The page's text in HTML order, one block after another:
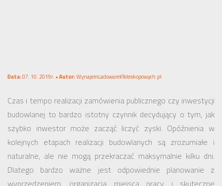
Data:07. 10. 2019r. •Autor:WynajemLadowarekTeleskopowych.pl
Czas i tempo realizacji zamówienia publicznego czy inwestycji
budowlanej to bardzo istotny czynnik decydujący o tym, jak
szybko inwestor może zacząć liczyć zyski. Opóźnienia w
kolejnych etapach realizacji budowlanych są zrozumiałe i
naturalne, ale nie mogą przekraczać maksymalnie kilku dni.
Dlatego bardzo ważne jest odpowiednie planowanie z